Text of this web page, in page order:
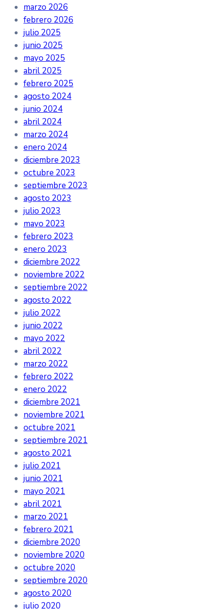
marzo 2026
febrero 2026
julio 2025
junio 2025
mayo 2025
abril 2025
febrero 2025
agosto 2024
junio 2024
abril 2024
marzo 2024
enero 2024
diciembre 2023
octubre 2023
septiembre 2023
agosto 2023
julio 2023
mayo 2023
febrero 2023
enero 2023
diciembre 2022
noviembre 2022
septiembre 2022
agosto 2022
julio 2022
junio 2022
mayo 2022
abril 2022
marzo 2022
febrero 2022
enero 2022
diciembre 2021
noviembre 2021
octubre 2021
septiembre 2021
agosto 2021
julio 2021
junio 2021
mayo 2021
abril 2021
marzo 2021
febrero 2021
diciembre 2020
noviembre 2020
octubre 2020
septiembre 2020
agosto 2020
julio 2020